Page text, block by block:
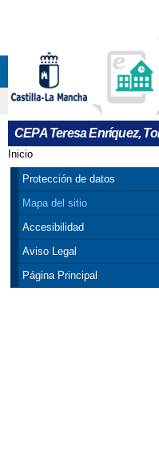
CEPA Teresa Enríquez,
Se encuentra
Inicio
Protección de datos
Mapa del sitio
Accesibilidad
Aviso Legal
Página Principal